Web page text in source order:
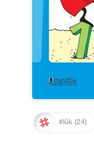
#lük (24)